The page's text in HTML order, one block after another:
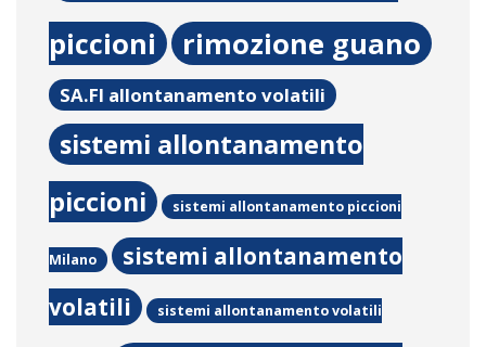
piccioni
rimozione guano
SA.FI allontanamento volatili
sistemi allontanamento
piccioni
sistemi allontanamento piccioni
Milano
sistemi allontanamento
volatili
sistemi allontanamento volatili